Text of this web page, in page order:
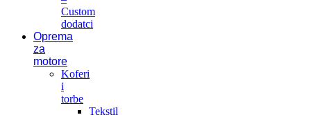
Custom
dodatci
Oprema
za
motore
Koferi
i
torbe
Tekstil